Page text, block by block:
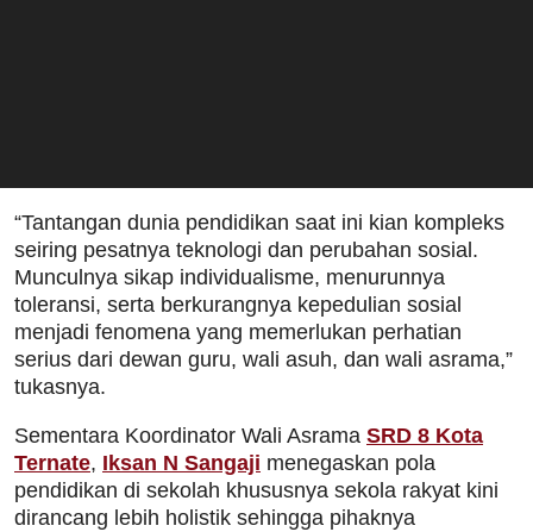
“Tantangan dunia pendidikan saat ini kian kompleks
seiring pesatnya teknologi dan perubahan sosial.
Munculnya sikap individualisme, menurunnya
toleransi, serta berkurangnya kepedulian sosial
menjadi fenomena yang memerlukan perhatian
serius dari dewan guru, wali asuh, dan wali asrama,”
tukasnya.
Sementara Koordinator Wali Asrama SRD 8 Kota
Ternate, Iksan N Sangaji menegaskan pola
pendidikan di sekolah khususnya sekola rakyat kini
dirancang lebih holistik sehingga pihaknya